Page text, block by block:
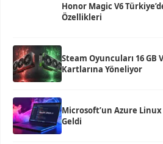
Honor Magic V6
Özellikleri
Steam Oyuncuları 16 GB
Kartlarına Yöneliyor
Microsoft’un Azure Linux
Geldi